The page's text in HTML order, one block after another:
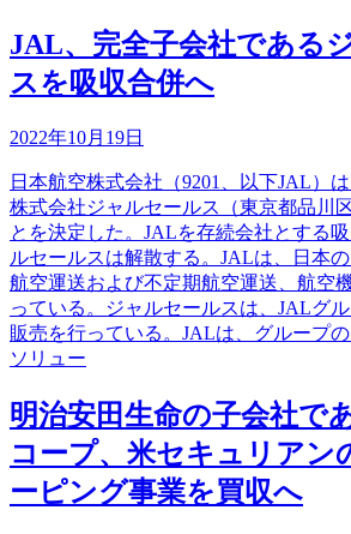
JAL、完全子会社である
スを吸収合併へ
2022年10月19日
日本航空株式会社（9201、以下JAL）
株式会社ジャルセールス（東京都品川
とを決定した。JALを存続会社とする
ルセールスは解散する。JALは、日本
航空運送および不定期航空運送、航空
っている。ジャルセールスは、JALグ
販売を行っている。JALは、グループ
ソリュー
明治安田生命の子会社で
コープ、米セキュリアン
ーピング事業を買収へ